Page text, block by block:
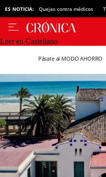
ES NOTICIA: Quejas contra médicos
Leer en Castellano
Pásate al MODO AHORRO